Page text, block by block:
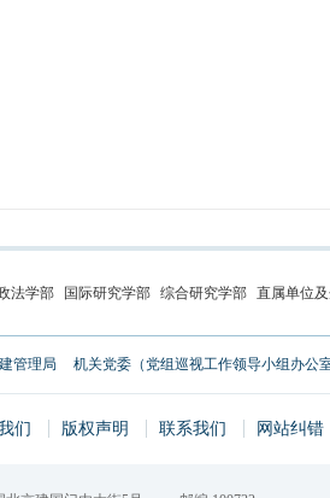
法学部 国际研究学部 综合研究学部 直属单位
管理局 机关党委（党组巡视工作领导小组办公室
们 版权声明 联系我们 网站纠错